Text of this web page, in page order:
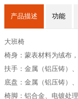
产品描述 功能
大班椅
椅身：蒙表材料为绒布，
扶手：金属（铝压铸）
底盘：金属（铝压铸）
椅脚：铝合金、电镀处理.